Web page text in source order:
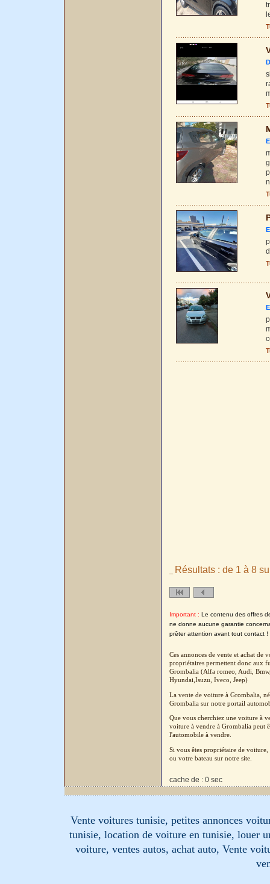
Résultats : de 1 à 8
Important : Le contenu des offres
ne donne aucune garantie
prêter attention avant tout contact !
Ces annonces de vente et achat de
propriétaires permettent donc aux
Grombalia (Alfa romeo, Audi,
Hyundai,Isuzu, Iveco, Jeep)
La vente de voiture à Grombalia,
Grombalia sur notre portail
Que vous cherchiez une voiture à
voiture à vendre à Grombalia peut
l'automobile à vendre.
Si vous êtes propriétaire de
ou votre bateau sur notre site.
cache de : 0 sec
Vente voitures tunisie, petites annonces
tunisie, location de voiture en tunisie, louer
voiture, ventes autos, achat auto, Vente